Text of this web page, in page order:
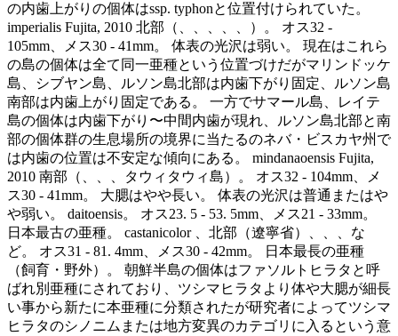
の内歯上がりの個体はssp. typhonと位置付けられていた。
imperialis Fujita, 2010 北部（、、、、、）。 オス32 -
105mm、メス30 - 41mm。 体表の光沢は弱い。 現在はこれら
の島の個体は全て同一亜種という位置づけだがマリンドッケ
島、シブヤン島、ルソン島北部は内歯下がり固定、ルソン島
南部は内歯上がり固定である。 一方でサマール島、レイテ
島の個体は内歯下がり〜中間内歯が現れ、ルソン島北部と南
部の個体群の生息場所の境界に当たるのネバ・ビスカヤ州で
は内歯の位置は不安定な傾向にある。 mindanaoensis Fujita,
2010 南部（、、、タウィタウィ島）。 オス32 - 104mm、メ
ス30 - 41mm。 大腮はやや長い。 体表の光沢は普通またはや
や弱い。 daitoensis。 オス23. 5 - 53. 5mm、メス21 - 33mm。
日本最古の亜種。 castanicolor 、北部（遼寧省）、、、な
ど。 オス31 - 81. 4mm、メス30 - 42mm。 日本最長の亜種
（飼育・野外）。 朝鮮半島の個体はファソルトヒラタと呼
ばれ別亜種にされており、ツシマヒラタより体や大腮が細長
い事から新たに本亜種に分類されたが研究者によってツシマ
ヒラタのシノニムまたは地方変異のカテゴリに入るという意